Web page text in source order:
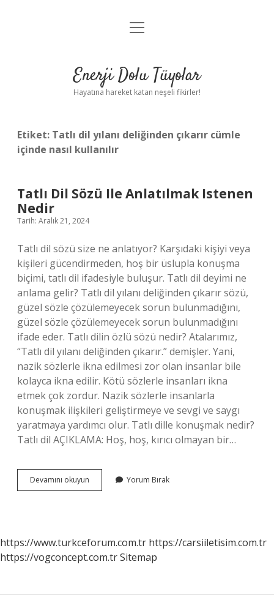
Anasayfa
Yasal Uyarı
menüyü
Enerji Dolu Tüyolar
Hayatına hareket katan neşeli fikirler!
Etiket: Tatlı dil yılanı deliğinden çıkarır cümle
içinde nasıl kullanılır
Tatlı Dil Sözü Ile Anlatılmak Istenen
Nedir
Tarih: Aralık 21, 2024
Tatlı dil sözü size ne anlatıyor? Karşıdaki kişiyi veya
kişileri gücendirmeden, hoş bir üslupla konuşma
biçimi, tatlı dil ifadesiyle buluşur. Tatlı dil deyimi ne
anlama gelir? Tatlı dil yılanı deliğinden çıkarır sözü,
güzel sözle çözülemeyecek sorun bulunmadığını,
güzel sözle çözülemeyecek sorun bulunmadığını
ifade eder. Tatlı dilin özlü sözü nedir? Atalarımız,
“Tatlı dil yılanı deliğinden çıkarır.” demişler. Yani,
nazik sözlerle ikna edilmesi zor olan insanlar bile
kolayca ikna edilir. Kötü sözlerle insanları ikna
etmek çok zordur. Nazik sözlerle insanlarla
konuşmak ilişkileri geliştirmeye ve sevgi ve saygı
yaratmaya yardımcı olur. Tatlı dille konuşmak nedir?
Tatlı dil AÇIKLAMA: Hoş, hoş, kırıcı olmayan bir…
Devamını okuyun
Dil
Nedir
Yorum Bırak
https://www.turkceforum.com.tr https://carsiiletisim.com.tr
https://vogconcept.com.trSitemap